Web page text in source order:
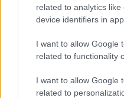
related to analytics
device identifiers in
I want to allow Google
related to functionality
I want to allow Google
related to